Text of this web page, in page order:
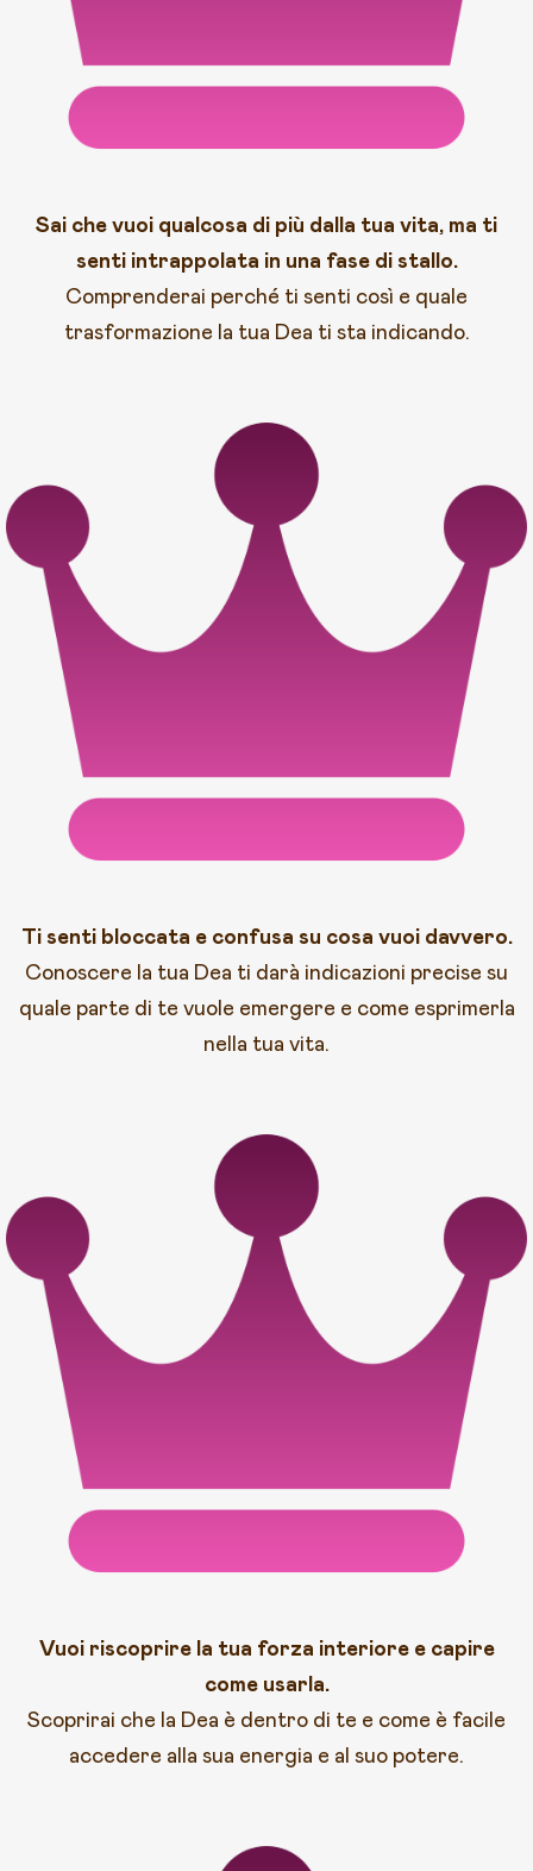
Sai che vuoi qualcosa di più dalla tua vita, ma ti
senti intrappolata in una fase di stallo.
Comprenderai perché ti senti così e quale
trasformazione la tua Dea ti sta indicando.
Ti senti bloccata e confusa su cosa vuoi davvero.
Conoscere la tua Dea ti darà indicazioni precise su
quale parte di te vuole emergere e come esprimerla
nella tua vita.
Vuoi riscoprire la tua forza interiore e capire
come usarla.
Scoprirai che la Dea è dentro di te e come è facile
accedere alla sua energia e al suo potere.